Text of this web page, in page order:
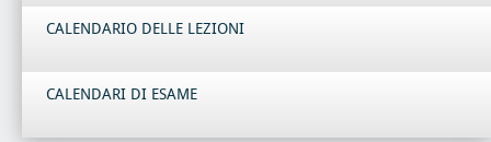
CALENDARIO DELLE LEZIONI
CALENDARI DI ESAME